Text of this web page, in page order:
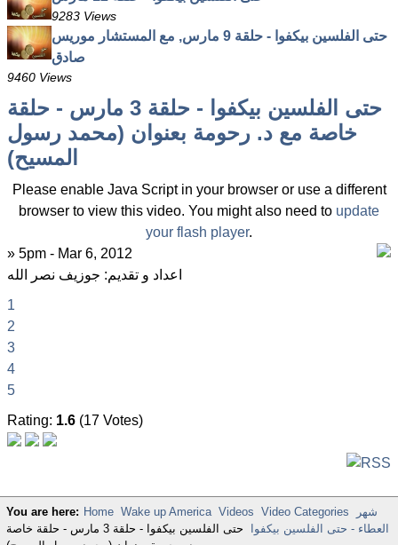
9283 Views
حتى الفلسين بيكفوا - حلقة 9 مارس, مع المستشار موريس
صادق
9460 Views
حتى الفلسين بيكفوا - حلقة 3 مارس - حلقة
خاصة مع د. رحومة بعنوان (محمد رسول
المسيح)
Please enable Java Script in your browser or use a different
browser to view this video. You might also need to update
your flash player.
» 5pm - Mar 6, 2012
اعداد و تقديم: جوزيف نصر الله
1
2
3
4
5
Rating: 1.6 (17 Votes)
You are here: Home Wake up America Videos Video Categories
شهر
العطاء - حتى الفلسين بيكفوا
حتى الفلسين بيكفوا - حلقة 3 مارس - حلقة خاصة